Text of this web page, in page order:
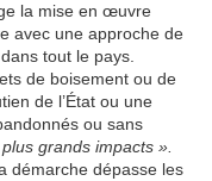
la mise en œuvre
avec une approche de
tout le pays.
de boisement ou de
de l’État ou une
ou sans
grands impacts ».
démarche dépasse les